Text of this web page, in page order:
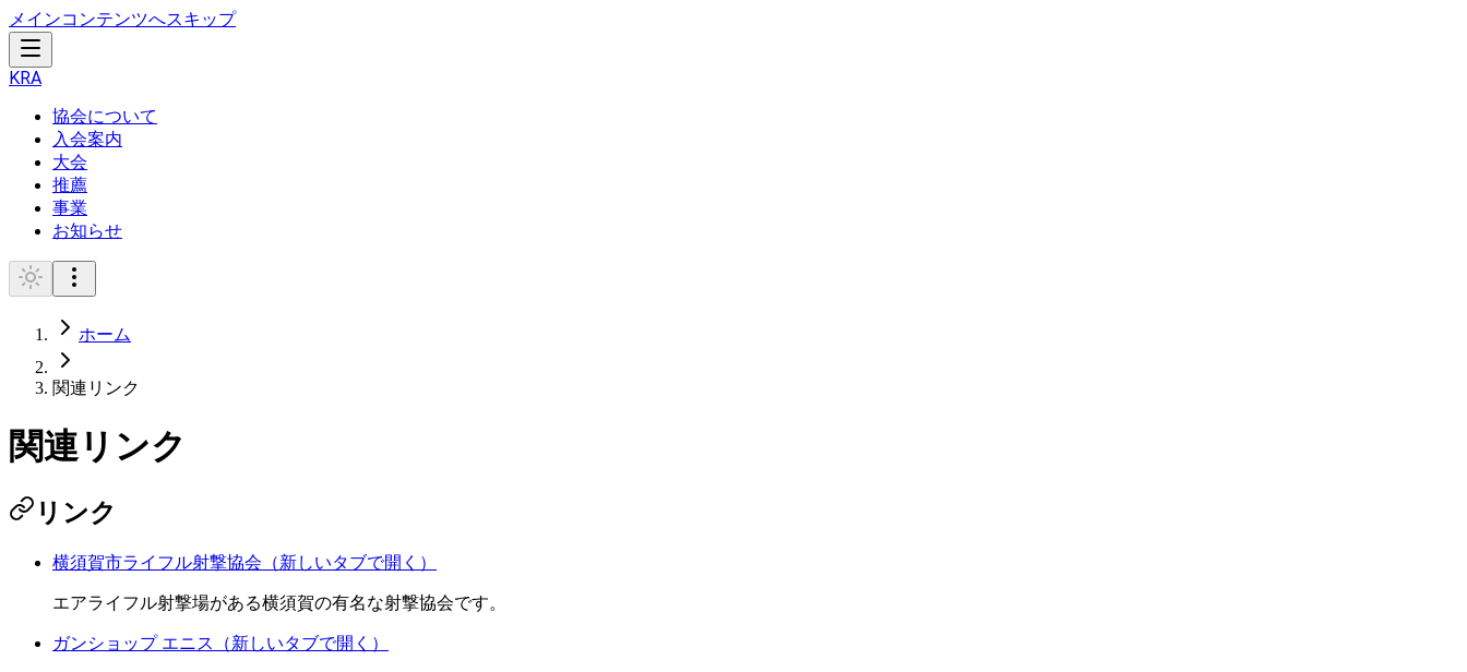
メインコンテンツへスキップ
KRA
協会について
入会案内
大会
推薦
事業
お知らせ
ホーム
関連リンク
関連リンク
リンク
横須賀市ライフル射撃協会 （新しいタブで開く）
エアライフル射撃場がある横須賀の有名な射撃協会です。
ガンショップ エニス （新しいタブで開く）